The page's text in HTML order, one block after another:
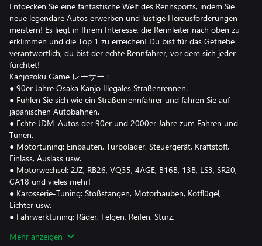
Entdecken Sie eine fantastische Welt des Rennsports, indem Sie
neue legendäre Autos erwerben und lustige Herausforderungen
meistern! Es liegt in Ihrem Interesse, die Rennleiter nach oben zu
erklimmen und die Top 1 zu erreichen! Du bist für das Getriebe
verantwortlich, du bist der echte Rennfahrer, vor dem sich jeder
fürchtet!
Kanjozoku Game レーサー :
● 90er Jahre Osaka Kanjo Illegales Straßenrennen.
● Fühlen Sie sich wie ein Straßenrennfahrer und fahren Sie auf
japanischen Autobahnen.
● Echte JDM-Autos der 90er und 2000er Jahre zum Fahren und
Tunen.
● Motortuning: Einbauten, Turbolader, Steuergerät, Kraftstoff,
Einlass, Auslass usw.
● Motorwechsel: 2JZ, RB26, VQ35, 4AGE, B16B, 13B, LS3, SR20,
CA18 und vieles mehr!
● Karosserie-Tuning: Stoßstangen, Motorhauben, Kotflügel,
Lichter usw.
● Fahrwerktuning: Räder, Felgen, Reifen, Sturz,
● Laden Sie benutzerdefinierte Vinyls/Lackierungen in das Auto.
Mehr anzeigen